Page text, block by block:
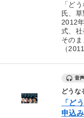
「ど
氏、
2012
式、
その
（
音
どうな
「ど
申込み